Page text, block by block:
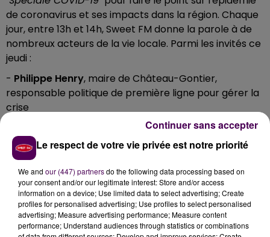
de coronavirus et ses impacts dans la région. Chaque
jour, entre 13h et 14h, Sweet FM donne la parole à de
nombreux acteurs de la vie locale. Parmi les invités ce
jeudi :
- Philippe Henry, maire de Château-Gontier,
responsable politique de première ligne pour gérer la
crise
, délégué syndical Force Ouvrière au
sein de la SETRAM, pour évoquer le"droit de retrait"
que font valoir les conducteurs de bus de
l'agglomération du Mans
Valérie Texier, infirmière à Méral, pour évoquer son
quotidien en ces temps de crise sanitaire
A réécouter en podcast :
Le respect de votre vie privée est notre priorité
We and our (447) partnersdo the following data processing based on
your consent and/or our legitimate interest: Store and/or access
information on a device; Use limited data to select advertising; Create
profiles for personalised advertising; Use profiles to select personalised
advertising; Measure advertising performance; Measure content
performance; Understand audiences through statistics or combinations
Continuer sans accepter